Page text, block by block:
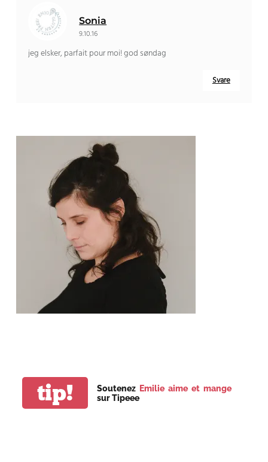
Sonia
9.10.16
jeg elsker, parfait pour moi! god søndag
Svare
tip! Soutenez Emilie aime et mange
sur Tipeee